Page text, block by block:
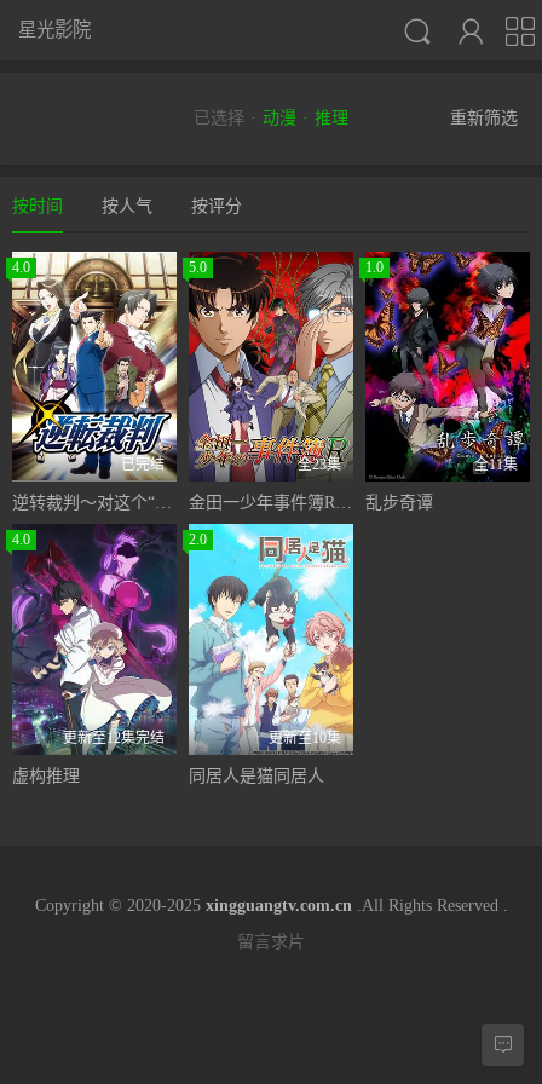



星光影院
已选择 动漫 推理 重新筛选
按时间 按人气 按评分
4.0
已完结
逆转裁判〜对这个“真实”，有异议！〜
5.0
全23集
金田一少年事件簿R第二季
1.0
全11集
乱步奇谭
4.0
更新至12集完结
虚构推理
2.0
更新至10集
同居人是猫同居人
Copyright © 2020-2025 xingguangtv.com.cn .All Rights Reserved .
留言求片
